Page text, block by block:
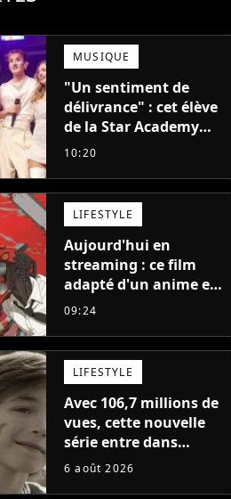
MUSIQUE
"Un sentiment de
délivrance" : cet élève
de la Star Academy
balance après la fin
10:20
LIFESTYLE
Aujourd'hui en
streaming : ce film
adapté d'un anime et
noté 98% est à voir
vous ne comprendrez
plus la série
09:24
LIFESTYLE
Avec 106,7 millions de
vues, cette nouvelle
série entre dans
l'histoire de Netflix en
6 août 2026